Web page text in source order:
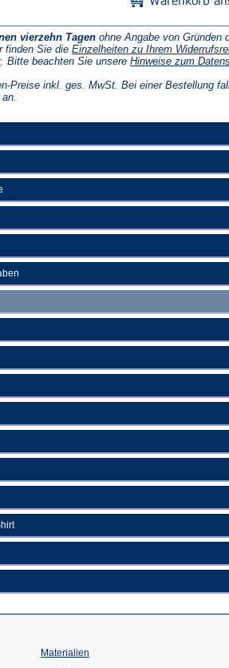
vierzehn Tagen ohne Angabe von Gründen
finden Sie die Einzelheiten zu Ihrem
(Öffnet
einem
neuen
. Bitte beachten Sie unsere Hinweise zum
Preise inkl. ges. MwSt. Bei einer Bestellung
an.
Materialien